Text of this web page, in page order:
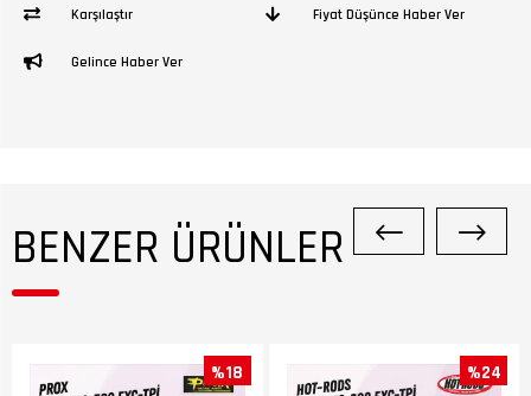
Karşılaştır Fiyat Düşünce Haber Ver
Gelince Haber Ver
BENZER ÜRÜNLER
%18 %24